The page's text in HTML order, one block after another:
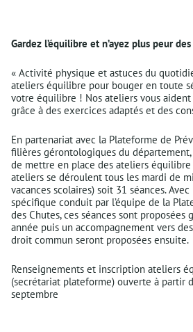
Gardez l’équilibre et n’ayez plus peur
« Activité physique et astuces du
ateliers équilibre pour bouger en toute
votre équilibre ! Nos ateliers vous
grâce à des exercices adaptés et des
En partenariat avec la Plateforme de
filières gérontologiques du
de mettre en place des ateliers équilibre
ateliers se déroulent tous les mardi de
vacances scolaires) soit 31 séances.
spécifique conduit par l’équipe de la
des Chutes, ces séances sont proposées
année puis un accompagnement vers
droit commun seront proposées ensuite.
Renseignements et inscription ateliers
(secrétariat plateforme) ouverte à partir
septembre